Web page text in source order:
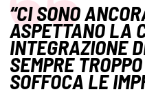
“CI SONO
ASPETTANO LA
INTEGRAZIONE
SEMPRE
SOFFOCA LE